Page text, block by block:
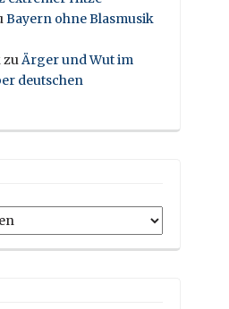
Bayern ohne Blasmusik
zuÄrger und Wut im
deutschen